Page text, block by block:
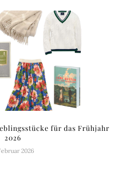
für das Frühjahr
2026
2026